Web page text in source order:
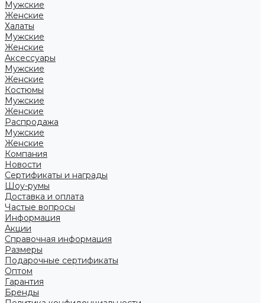
Мужские
Женские
Халаты
Мужские
Женские
Аксессуары
Мужские
Женские
Костюмы
Мужские
Женские
Распродажа
Мужские
Женские
Компания
Новости
Сертификаты и награды
Шоу-румы
Доставка и оплата
Частые вопросы
Информация
Акции
Справочная информация
Размеры
Подарочные сертификаты
Оптом
Гарантия
Бренды